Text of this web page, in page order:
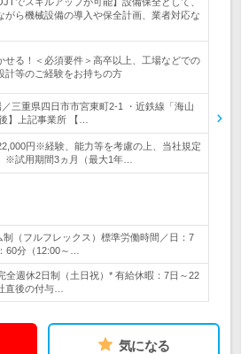
がら機械設備の導入や保全計画、業者対応な
せる！＜必須要件＞高卒以上、工場などでの
計等のご経験をお持ちの方
三重県四日市市宮東町2-1 ・近鉄線「海山
】上記事業所 【…
円※経験、能力等を考慮の上、当社規定
※試用期間3ヵ月（最大1年…
制（フルフレックス）標準労働時間／日：7
60分（12:00～…
全週休2日制（土日祝）* 有給休暇：7日～22
直後の付与…
気になる